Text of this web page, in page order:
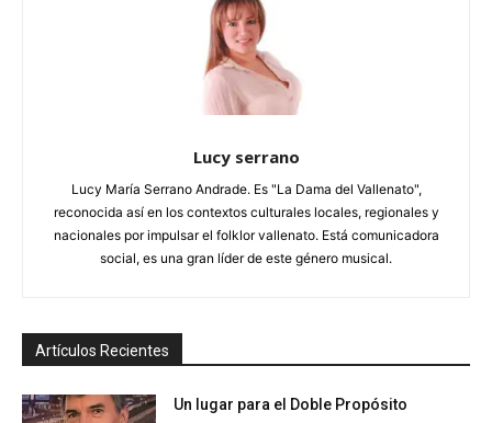
Lucy serrano
Lucy María Serrano Andrade. Es "La Dama del Vallenato",
reconocida así en los contextos culturales locales, regionales y
nacionales por impulsar el folklor vallenato. Está comunicadora
social, es una gran líder de este género musical.
Artículos Recientes
Un lugar para el Doble Propósito